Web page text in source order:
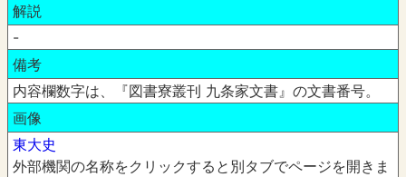
解説
-
備考
内容欄数字は、『図書寮叢刊 九条家文書』の文書番号。
画像
東大史
外部機関の名称をクリックすると別タブでページを開きま